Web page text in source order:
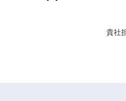
貴社